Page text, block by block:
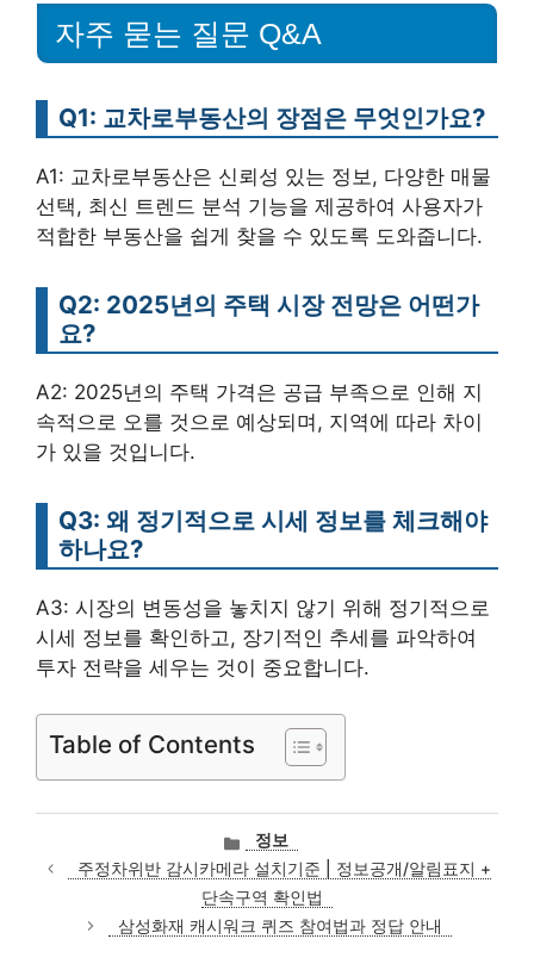
자주 묻는 질문 Q&A
Q1: 교차로부동산의 장점은 무엇인가요?
A1: 교차로부동산은 신뢰성 있는 정보, 다양한 매물
선택, 최신 트렌드 분석 기능을 제공하여 사용자가
적합한 부동산을 쉽게 찾을 수 있도록 도와줍니다.
Q2: 2025년의 주택 시장 전망은 어떤가
요?
A2: 2025년의 주택 가격은 공급 부족으로 인해 지
속적으로 오를 것으로 예상되며, 지역에 따라 차이
가 있을 것입니다.
Q3: 왜 정기적으로 시세 정보를 체크해야
하나요?
A3: 시장의 변동성을 놓치지 않기 위해 정기적으로
시세 정보를 확인하고, 장기적인 추세를 파악하여
투자 전략을 세우는 것이 중요합니다.
Table of Contents
카
테
고
리
정보
주정차위반 감시카메라 설치기준 | 정보공개/알림표지 +
단속구역 확인법
삼성화재 캐시워크 퀴즈 참여법과 정답 안내